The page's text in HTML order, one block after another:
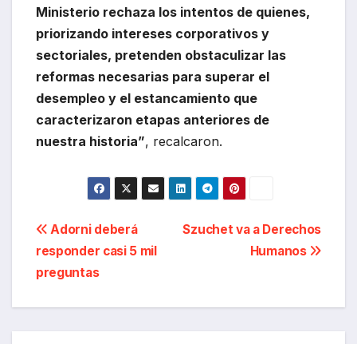
Ministerio rechaza los intentos de quienes,
priorizando intereses corporativos y
sectoriales, pretenden obstaculizar las
reformas necesarias para superar el
desempleo y el estancamiento que
caracterizaron etapas anteriores de
nuestra historia”, recalcaron.
Navegación
de
entradas
Szuchet va a Derechos
Humanos
Adorni deberá
responder casi 5 mil
preguntas